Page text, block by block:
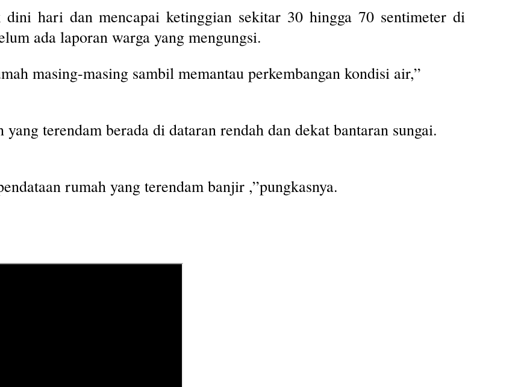
hari dan mencapai ketinggian sekitar 30 hingga 70 sentimeter di
ada laporan warga yang mengungsi.
masing-masing sambil memantau perkembangan kondisi air,”
terendam berada di dataran rendah dan dekat bantaran sungai.
rumah yang terendam banjir ,”pungkasnya.